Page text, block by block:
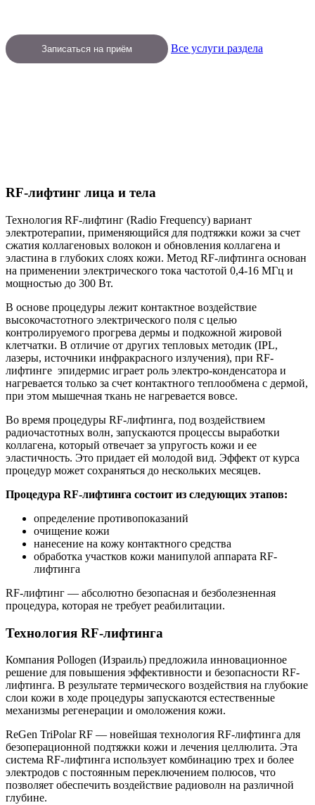
Записаться на приём Все услуги раздела
RF-лифтинг лица и тела
Технология RF-лифтинг (Radio Frequency) вариант
электротерапии, применяющийся для подтяжки кожи за счет
сжатия коллагеновых волокон и обновления коллагена и
эластина в глубоких слоях кожи. Метод RF-лифтинга основан
на применении электрического тока частотой 0,4-16 МГц и
мощностью до 300 Вт.
В основе процедуры лежит контактное воздействие
высокочастотного электрического поля с целью
контролируемого прогрева дермы и подкожной жировой
клетчатки. В отличие от других тепловых методик (IPL,
лазеры, источники инфракрасного излучения), при RF-
лифтинге эпидермис играет роль электро-конденсатора и
нагревается только за счет контактного теплообмена с дермой,
при этом мышечная ткань не нагревается вовсе.
Во время процедуры RF-лифтинга, под воздействием
радиочастотных волн, запускаются процессы выработки
коллагена, который отвечает за упругость кожи и ее
эластичность. Это придает ей молодой вид. Эффект от курса
процедур может сохраняться до нескольких месяцев.
Процедура RF-лифтинга состоит из следующих этапов:
определение противопоказаний
очищение кожи
нанесение на кожу контактного средства
обработка участков кожи манипулой аппарата RF-
лифтинга
RF-лифтинг — абсолютно безопасная и безболезненная
процедура, которая не требует реабилитации.
Технология RF-лифтинга
Компания Pollogen (Израиль) предложила инновационное
решение для повышения эффективности и безопасности RF-
лифтинга. В результате термического воздействия на глубокие
слои кожи в ходе процедуры запускаются естественные
механизмы регенерации и омоложения кожи.
ReGen TriPolar RF — новейшая технология RF-лифтинга для
безоперационной подтяжки кожи и лечения целлюлита. Эта
система RF-лифтинга использует комбинацию трех и более
электродов с постоянным переключением полюсов, что
позволяет обеспечить воздействие радиоволн на различной
глубине.